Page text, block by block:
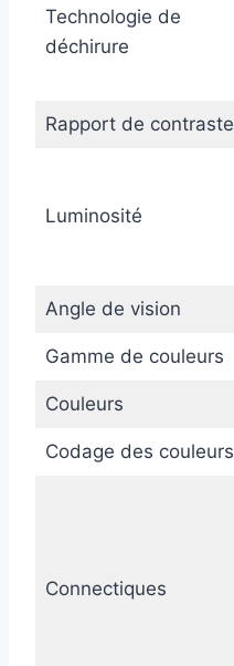
Technologie de
déchirure
Rapport de contraste
Luminosité
Angle de vision
Gamme de couleurs
Couleurs
Codage des couleurs
Connectiques